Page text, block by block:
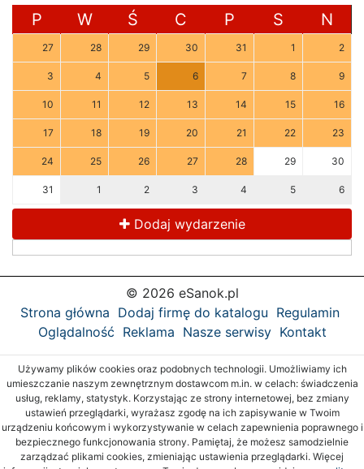
P W Ś C P S N
27 28 29 30 31 1 2
3 4 5 6 7 8 9
10 11 12 13 14 15 16
17 18 19 20 21 22 23
24 25 26 27 28 29 30
31 1 2 3 4 5 6
Dodaj wydarzenie
© 2026 eSanok.pl
Strona główna Dodaj firmę do katalogu Regulamin
Oglądalność Reklama Nasze serwisy Kontakt
Używamy plików cookies oraz podobnych technologii. Umożliwiamy ich
umieszczanie naszym zewnętrznym dostawcom m.in. w celach: świadczenia
usług, reklamy, statystyk. Korzystając ze strony internetowej, bez zmiany
ustawień przeglądarki, wyrażasz zgodę na ich zapisywanie w Twoim
urządzeniu końcowym i wykorzystywanie w celach zapewnienia poprawnego i
bezpiecznego funkcjonowania strony. Pamiętaj, że możesz samodzielnie
zarządzać plikami cookies, zmieniając ustawienia przeglądarki. Więcej